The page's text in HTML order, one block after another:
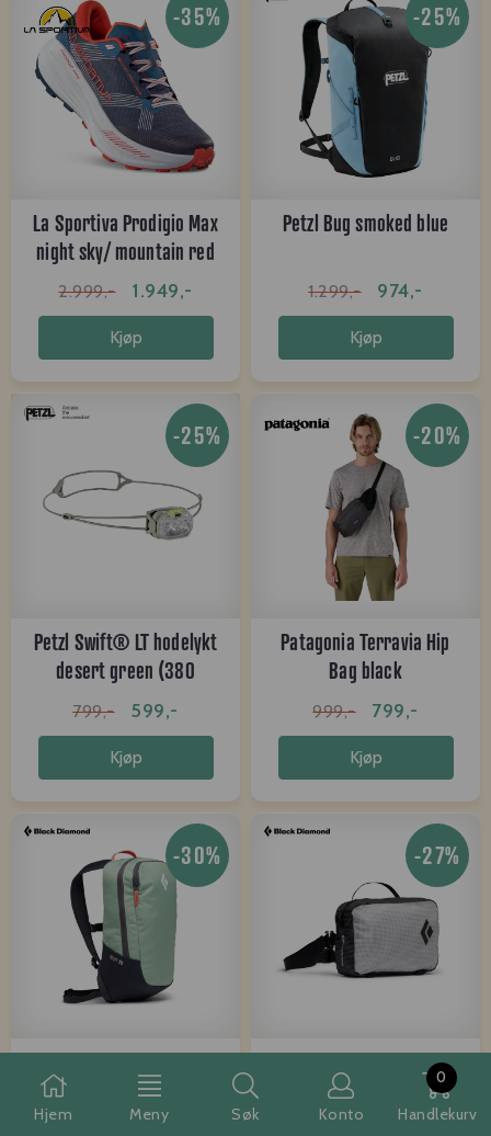
Hjem Meny Søk Konto
0
Handlekurv
-35%
La Sportiva Prodigio Max
night sky/ mountain red
2.999,- 1.949,-
Kjøp
-25%
Petzl Bug smoked blue
1.299,- 974,-
Kjøp
-25%
Petzl Swift® LT hodelykt
desert green (380
lumen)
799,- 599,-
Kjøp
-20%
Patagonia Terravia Hip
Bag black
999,- 799,-
Kjøp
-30%
Black Diamond Bullet 16
Backpack dessert sage
664,-
-27%
Black Diamond Beta
Light Pack Satellite Bag
...